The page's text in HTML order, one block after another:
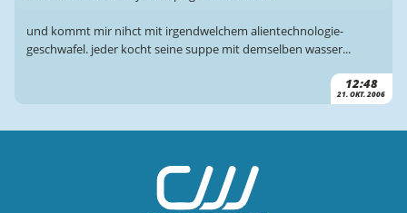
12:48
21. OKT. 2006
und kommt mir nihct mit irgendwelchem alientechnologie-
geschwafel. jeder kocht seine suppe mit demselben wasser...